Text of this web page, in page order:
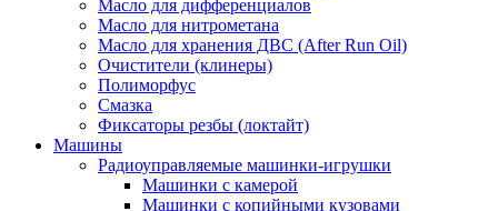
Масло для дифференциалов
Масло для нитрометана
Масло для хранения ДВС (After Run Oil)
Очистители (клинеры)
Полиморфус
Смазка
Фиксаторы резбы (локтайт)
Машины
Радиоуправляемые машинки-игрушки
Машинки с камерой
Машинки с копийными кузовами